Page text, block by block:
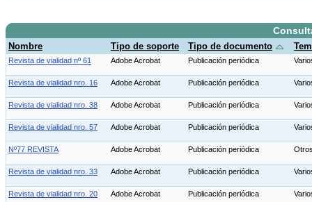
Nombre Tipo de soporte Tipo de documento
Revista de vialidad nº 61 Adobe Acrobat Publicación periódica
Revista de vialidad nro. 16 Adobe Acrobat Publicación periódica
Revista de vialidad nro. 38 Adobe Acrobat Publicación periódica
Revista de vialidad nro. 57 Adobe Acrobat Publicación periódica
Nº77 REVISTA Adobe Acrobat Publicación periódica
Revista de vialidad nro. 33 Adobe Acrobat Publicación periódica
Revista de vialidad nro. 20 Adobe Acrobat Publicación periódica